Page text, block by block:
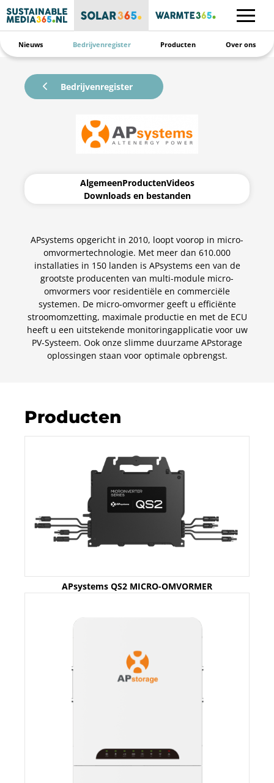
Nieuws Bedrijvenregister Producten Over ons
Bedrijvenregister
AlgemeenProductenVideos
Downloads en bestanden
APsystems opgericht in 2010, loopt voorop in micro-
omvormertechnologie. Met meer dan 610.000
installaties in 150 landen is APsystems een van de
grootste producenten van multi-module micro-
omvormers voor residentiële en commerciële
systemen. De micro-omvormer geeft u efficiënte
stroomomzetting, maximale productie en met de ECU
heeft u een uitstekende monitoringapplicatie voor uw
PV-Systeem. Ook onze slimme duurzame APstorage
oplossingen staan voor optimale opbrengst.
Producten
APsystems QS2 MICRO-OMVORMER